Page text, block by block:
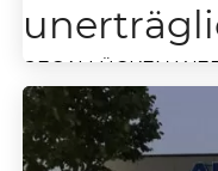
REGALLÜCKEN
ERNSTEN
TÜR. Halloween ist